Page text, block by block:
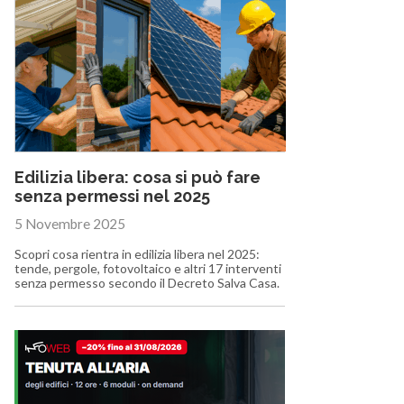
Edilizia libera: cosa si può fare
senza permessi nel 2025
5 Novembre 2025
Scopri cosa rientra in edilizia libera nel 2025:
tende, pergole, fotovoltaico e altri 17 interventi
senza permesso secondo il Decreto Salva Casa.